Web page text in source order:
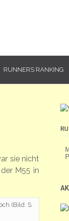
RUNNERS RANKING
sie nicht
M55 in
(Bild: S.